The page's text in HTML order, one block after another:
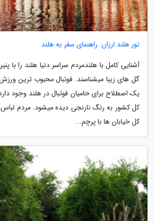
تور هلند ارزان: راهنمای سفر به هلند
آشنایی کامل با هلندمردم سراسر دنیا هلند را با
گل های زیبا میشناسند. فوتبال محبوب ترین
یک اصطلاح برای حامیان فوتبال در هلند وجود
کل کشور به رنگ نارنجی دیده میشود. مردم
کل خیابان ها با پرچم...